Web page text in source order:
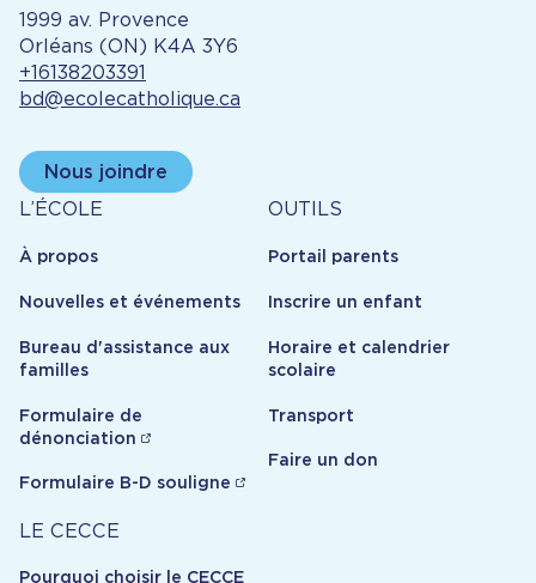
1999 av. Provence
Orléans (ON) K4A 3Y6
+16138203391
bd@ecolecatholique.ca
Nous joindre
À
propos
L’ÉCOLE
À propos
Nouvelles et événements
Bureau d'assistance aux
familles
Formulaire de
dénonciation
Formulaire B-D souligne
Outils
OUTILS
Portail parents
Inscrire un enfant
Horaire et calendrier
scolaire
Transport
Faire un don
Carrière
LE CECCE
Pourquoi choisir le CECCE